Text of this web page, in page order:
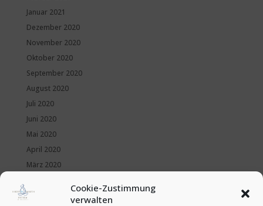
Cookie-Zustimmung
verwalten
Januar 2021
Dezember 2020
November 2020
Oktober 2020
September 2020
August 2020
Juli 2020
Juni 2020
Mai 2020
April 2020
März 2020
Januar 2020